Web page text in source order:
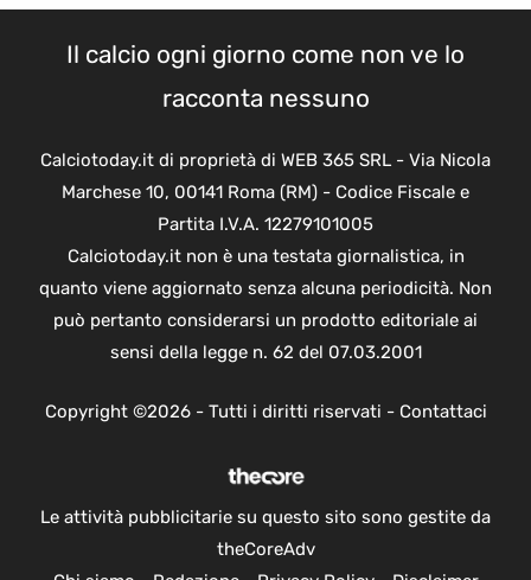
Il calcio ogni giorno come non ve lo
racconta nessuno
Calciotoday.it di proprietà di WEB 365 SRL - Via Nicola
Marchese 10, 00141 Roma (RM) - Codice Fiscale e
Partita I.V.A. 12279101005
Calciotoday.it non è una testata giornalistica, in
quanto viene aggiornato senza alcuna periodicità. Non
può pertanto considerarsi un prodotto editoriale ai
sensi della legge n. 62 del 07.03.2001
Copyright ©2026 - Tutti i diritti riservati - Contattaci
Le attività pubblicitarie su questo sito sono gestite da
theCoreAdv